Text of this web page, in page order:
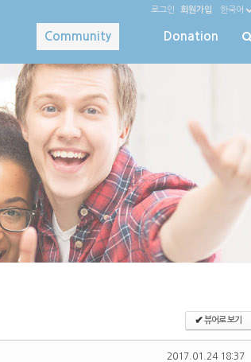
로그인 회원가입 한국어
Community Donation
✔뷰어로 보기
2017.01.24 18:37